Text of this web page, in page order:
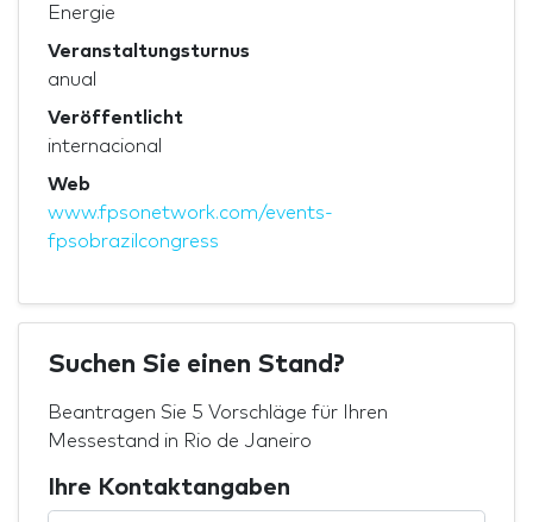
Energie
Veranstaltungsturnus
anual
Veröffentlicht
internacional
Web
www.fpsonetwork.com/events-
fpsobrazilcongress
Suchen Sie einen Stand?
Beantragen Sie 5 Vorschläge für Ihren
Messestand in Rio de Janeiro
Ihre Kontaktangaben